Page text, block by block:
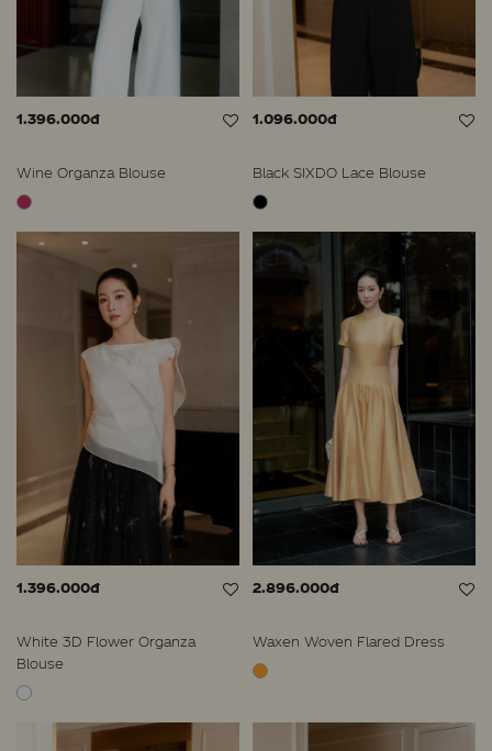
1.396.000đ
Wine Organza Blouse
1.096.000đ
Black SIXDO Lace Blouse
1.396.000đ
White 3D Flower Organza
Blouse
2.896.000đ
Waxen Woven Flared Dress